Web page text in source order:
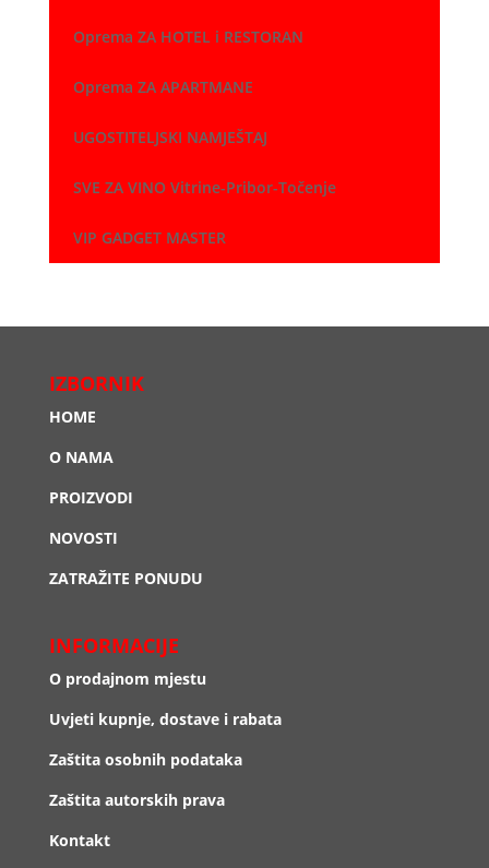
Oprema ZA HOTEL i RESTORAN
Oprema ZA APARTMANE
UGOSTITELJSKI NAMJEŠTAJ
SVE ZA VINO Vitrine-Pribor-Točenje
VIP GADGET MASTER
IZBORNIK
HOME
O NAMA
PROIZVODI
NOVOSTI
ZATRAŽITE PONUDU
INFORMACIJE
O prodajnom mjestu
Uvjeti kupnje, dostave i rabata
Zaštita osobnih podataka
Zaštita autorskih prava
Kontakt